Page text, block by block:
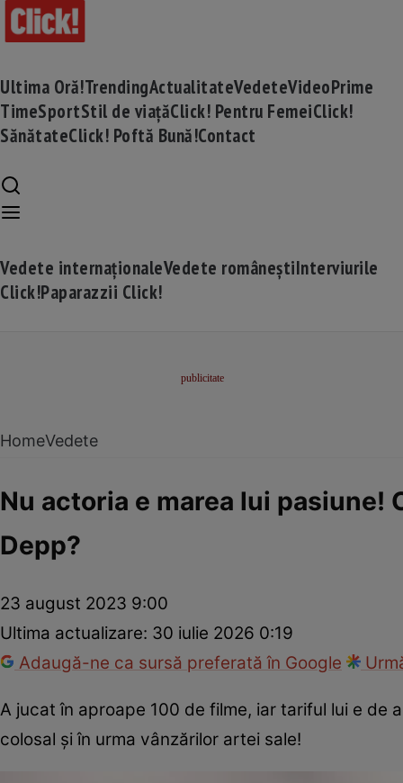
Ultima Oră!TrendingActualitateVedeteVideoPrime
TimeSportStil de viațăClick! Pentru FemeiClick!
SănătateClick! Poftă Bună!Contact
Vedete internaționaleVedete româneștiInterviurile
Click!Paparazzii Click!
HomeVedete
Nu actoria e marea lui pasiune!
Depp?
23 august 2023 9:00
Ultima actualizare: 30 iulie 2026 0:19
Adaugă-ne ca sursă preferată în Google
A jucat în aproape 100 de filme, iar tariful lui e de
colosal și în urma vânzărilor artei sale!